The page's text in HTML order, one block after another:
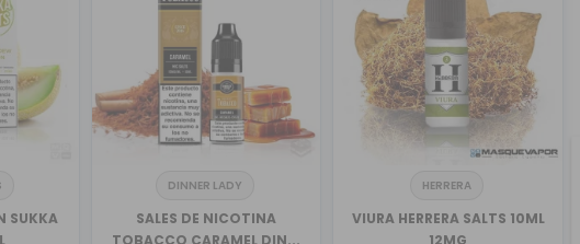
SUKKA
DINNER LADY
SALES DE NICOTINA
HERRERA
VIURA HERRERA SALTS 10ML